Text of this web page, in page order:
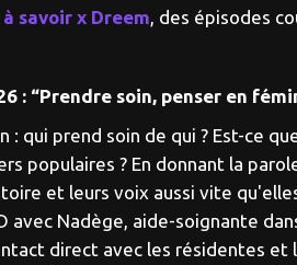
à savoir x Dreem, des épisodes
: “Prendre soin, penser en
qui prend soin de qui ? Est-ce
populaires ? En donnant la
et leurs voix aussi vite
avec Nadège, aide-soignante
direct avec les résidentes